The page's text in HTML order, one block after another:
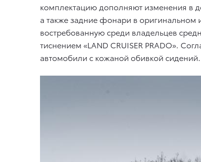
комплектацию дополняют изменения в
а также задние фонари в оригинальном
востребованную среди владельцев
тиснением «LAND CRUISER PRADO».
автомобили с кожаной обивкой сидений.